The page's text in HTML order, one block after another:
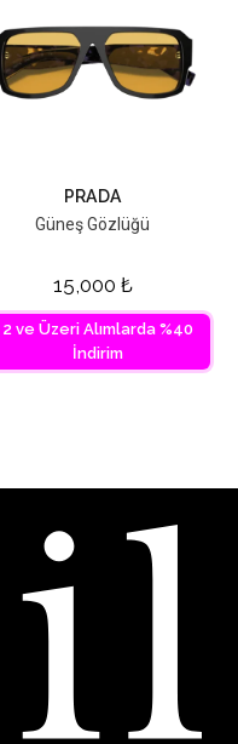
PRADA
Güneş Gözlüğü
15,000 ₺
2 ve Üzeri Alımlarda %40
İndirim